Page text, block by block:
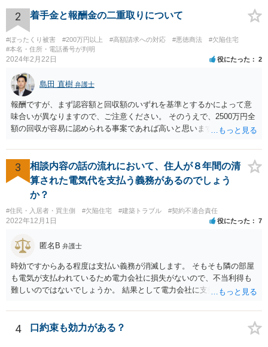
2 着手金と報酬金の二重取りについて
#ぼったくり被害 #200万円以上 #高額請求への対応 #悪徳商法
#欠陥住宅
#本名・住所・電話番号が判明
2024年2月22日 役にたった 2
島田 直樹 弁護士
報酬ですが、まず認容額と回収額のいずれを基準とするかによって意
味合いが異なりますので、ご注意ください。 そのうえで、2500万円全
額の回収が容易に認められる事案であれば高いと思います。 他方、回
高いとは思えません。
3
相談内容の話の流れにおいて、住人が８年間の清
算された電気代を支払う義務があるのでしょう
か？
#住民・入居者・買主側 #欠陥住宅 #建築トラブル #契約不適合責任
2022年12月1日 役にたった 7
匿名B 弁護士
時効ですからある程度は支払い義務が消滅します。 そもそも隣の部屋
も電気が支払われているため電力会社に損失がないので、不当利得も
難しいのではないでしょうか。 結果として電力会社に支払拒絶をする
4 口約束も効力がある？